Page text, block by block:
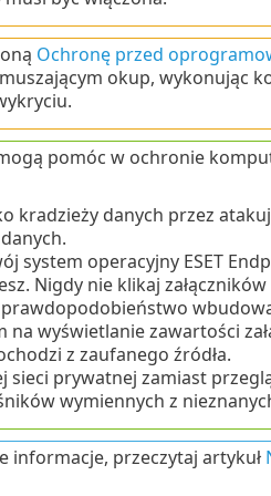
Ochronę przed
okup, wykonując
pomóc w ochronie
kradzieży danych przez
system operacyjny ESET
Nigdy nie klikaj
na wyświetlanie zawartości
z zaufanego źródła.
sieci prywatnej zamiast
wymiennych z
informacje, przeczytaj artykuł